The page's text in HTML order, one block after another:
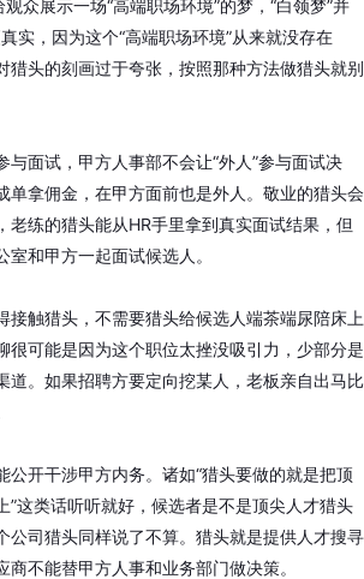
众展示一场“高端职场环境”的梦，“白领梦”并
实，因为这个“高端职场环境”从来就没存在
猎头的刻画过于夸张，按照那种方法做猎头就别
与面试，甲方人事部不会让“外人”参与面试决
单拿佣金，在甲方面前也是外人。敬业的猎头会
老练的猎头能从HR手里拿到真实面试结果，但
和甲方一起面试候选人。
接触猎头，不需要猎头给候选人端茶端尿陪床上
很可能是因为这个职位太挫没吸引力，少部分是
道。如果招聘方要定向挖某人，老板亲自出马比
公开干涉甲方内务。诸如“猎头要做的就是把顶
”这类话听听就好，候选者是不是顶尖人才猎头
公司猎头同样说了不算。猎头就是提供人才搜寻
商不能替甲方人事和业务部门做决策。